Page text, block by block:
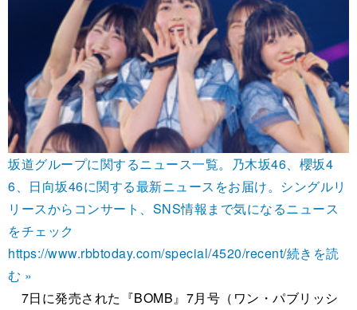
坂道グループに関するニュース一覧。乃木坂46、櫻坂4
6、日向坂46に関する最新ニュースをお届け。シングルリ
リースからコンサート、SNS情報まで気になるニュース
をチェック
https://www.rbbtoday.com/special/4520/recent/続きを読
む »
7日に発売された『BOMB』7月号（ワン・パブリッシ